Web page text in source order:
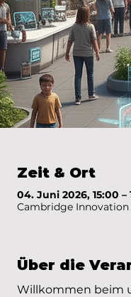
Zeit & Ort
04. Juni 2026, 15:00 –
Cambridge Innovation
Über die
Willkommen beim